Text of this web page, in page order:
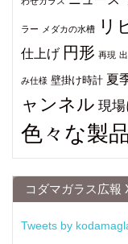
ラー メダカの水槽 リ
仕上げ 円形 再現
み仕様 壁掛け時計 夏
ャンネル 現場
色々な製品
コダマガラス広報
Tweets by